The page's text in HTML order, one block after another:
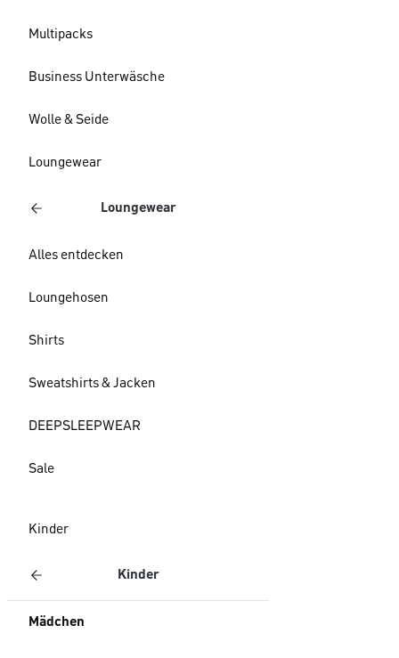
Multipacks
Business Unterwäsche
Wolle & Seide
Loungewear
Loungewear
Alles entdecken
Loungehosen
Shirts
Sweatshirts & Jacken
DEEPSLEEPWEAR
Sale
Kinder
Kinder
Mädchen